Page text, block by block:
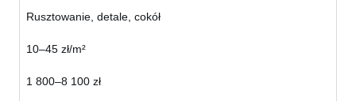
Rusztowanie, detale, cokół
10–45 zł/m²
1 800–8 100 zł